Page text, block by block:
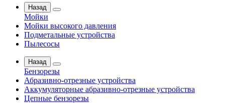
Назад
Мойки
Мойки высокого давления
Подметальные устройства
Пылесосы
Назад
Бензорезы
Абразивно-отрезные устройства
Аккумуляторные абразивно-отрезные устройства
Цепные бензорезы